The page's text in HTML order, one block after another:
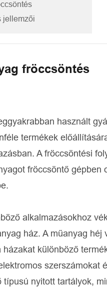
jellemzői
fröccsöntés
használt
termékek
A fröccsöntési
fröccsöntő
alkalmazásokhoz
ház. A műanyag
különböző
szerszámokat
nyitott tartályok,